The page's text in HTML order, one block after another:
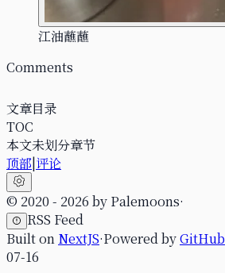
江油蘸蘸
Comments
文章目录
TOC
本文未划分章节
顶部|评论
© 2020 - 2026 by Palemoons·
RSS Feed
Built on NextJS·Powered byGitHub
07-16